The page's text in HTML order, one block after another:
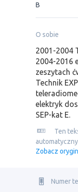
B
O sobie
2001-2004
2004-2016
zeszytach
Technik
elektryk
SEP-kat E.
Ten
Zobacz
Numer